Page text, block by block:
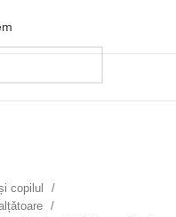
copilul